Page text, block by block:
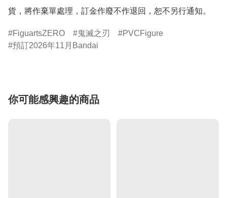
貨，將作棄單處理，訂金作廢不作退回，恕不另行通知。
FiguartsZERO 鬼滅之刃
PVCFigure
預訂2026年11月Bandai
你可能感興趣的商品